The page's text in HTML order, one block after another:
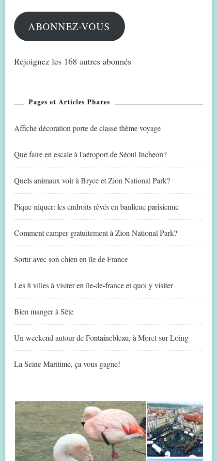
mail
ABONNEZ-VOUS
Rejoignez les 168 autres abonnés
Pages et Articles Phares
Affiche décoration porte de classe thème voyage
Que faire en escale à l'aéroport de Séoul Incheon?
Quels animaux voir à Bryce et Zion National Park?
Pique-niquer: les endroits rêvés en banlieue parisienne
Comment camper gratuitement à Zion National Park?
Sortir avec son chien en île de France
Les 8 villes à visiter en île-de-france et quoi y visiter
Bien manger à Sète
Un weekend autour de Fontainebleau, à Moret-sur-Loing
La Seine Maritime, ça vous gagne!